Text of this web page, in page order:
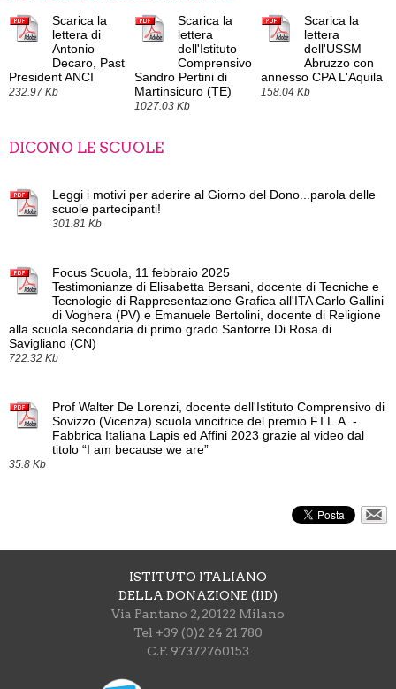
Scarica la
lettera di
Antonio
Decaro, Past
President ANCI
232.97 Kb
Scarica la
lettera
dell'Istituto
Comprensivo
Sandro Pertini di
Martinsicuro (TE)
1027.03 Kb
Scarica la
lettera
dell'USSM
Abruzzo con
annesso CPA L'Aquila
158.04 Kb
DICONO LE SCUOLE
Leggi i motivi per aderire al Giorno del Dono...parola delle
scuole partecipanti!
301.81 Kb
Focus Scuola, 11 febbraio 2025
Testimonianze di Elisabetta Bersani, docente di Tecniche e
Tecnologie di Rappresentazione Grafica all'ITA Carlo Gallini
di Voghera (PV) e Emanuele Bertolini, docente di Religione
alla scuola secondaria di primo grado Santorre Di Rosa di
Savigliano (CN)
722.32 Kb
Prof Walter De Lorenzi, docente dell'Istituto Comprensivo di
Sovizzo (Vicenza) scuola vincitrice del premio F.I.L.A. -
Fabbrica Italiana Lapis ed Affini 2023 grazie al video dal
titolo “I am because we are”
35.8 Kb
ISTITUTO ITALIANO
DELLA DONAZIONE (IID)
Via Pantano 2, 20122 Milano
Tel +39 (0)2 24 21 780
C.F. 97372760153